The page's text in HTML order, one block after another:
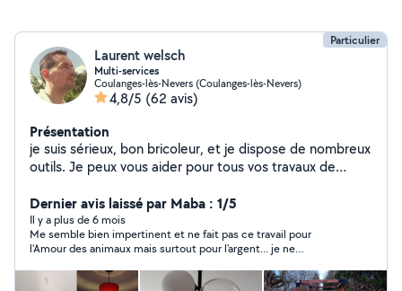
Particulier
Laurent welsch
Multi-services
Coulanges-lès-Nevers (Coulanges-lès-Nevers)
4,8/5 (62 avis)
Présentation
je suis sérieux, bon bricoleur, et je dispose de nombreux
outils. Je peux vous aider pour tous vos travaux de
haie..),nettoyage (karcher),petit bricolage en tout
genre,montage de meuble, manutention et
déchetterie(remorque) N'hésitez pas à me
contacter.Cesu possible Malheureusement je ne peux
pas toujours répondre sans abonnement laisser votre
Dernier avis laissé par Maba : 1/5
Il y a plus de 6 mois
Me semble bien impertinent et ne fait pas ce travail pour
l'Amour des animaux mais surtout pour l'argent... je ne